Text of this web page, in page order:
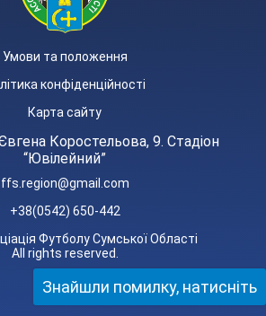
Умови та положення
конфіденційності
Карта сайту
Коростельова, 9. Стадіон
“Ювілейний”
ffs.region@gmail.com
+38(0542) 650-442
Футболу Сумської Області
All rights reserved.
Знайшли помилку, натисніть